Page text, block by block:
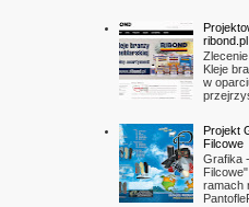
ribond.pl
Kleje
w
Projekt
Filcowe
Grafika
ramach